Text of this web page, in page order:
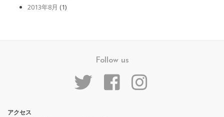
2013年8月 (1)
Follow us
アクセス